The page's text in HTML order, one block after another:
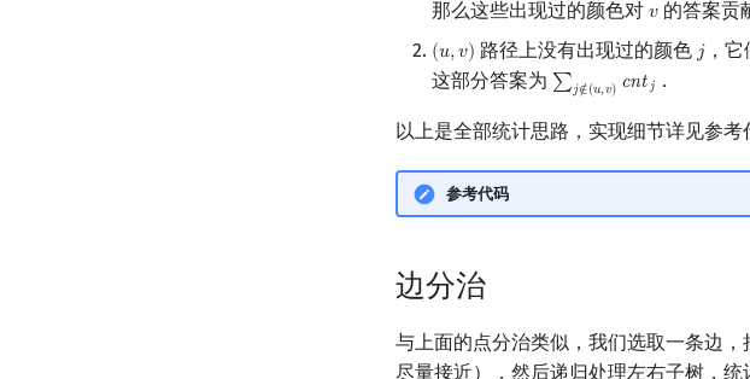
那么这些出现过的颜色对 𝑣
v的答案贡
(𝑢,𝑣)
(u,v) 路径上没有出现过的颜色 𝑗
j ，
这部分答案为 ∑𝑗∉(𝑢,𝑣) cntj
∑j∉(u v) cntj ．
以上是全部统计思路，实现细节详见参考
参考代码
边分治
与上面的点分治类似，我们选取一条边
尽量接近）．然后递归处理左右子树，统